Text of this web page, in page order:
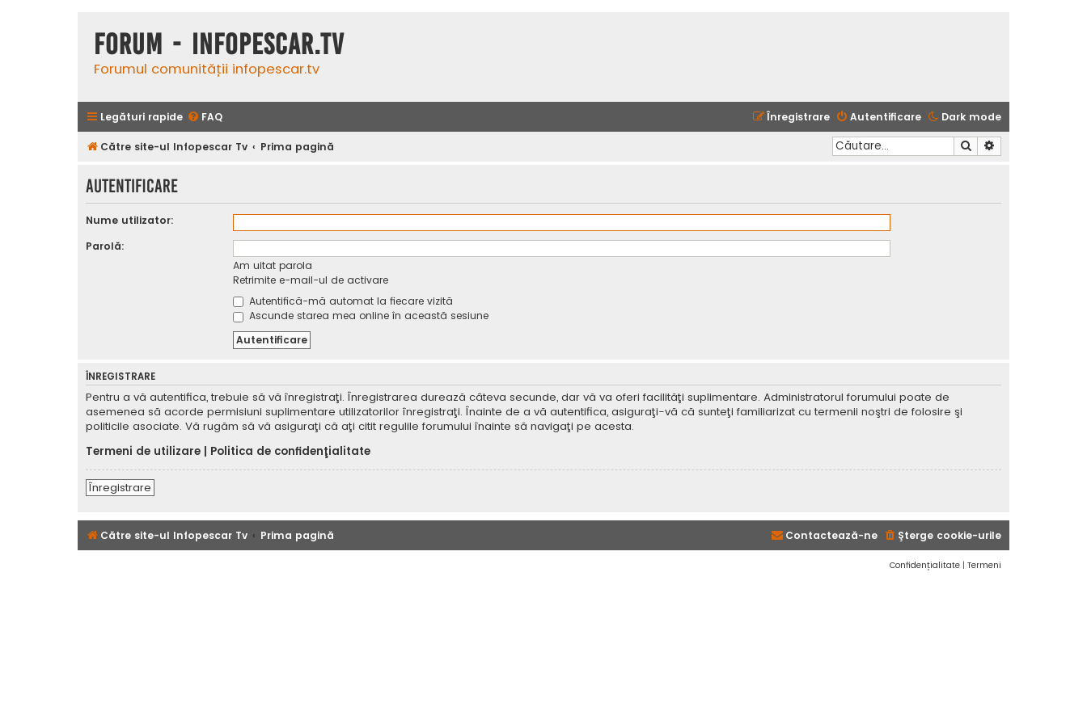
Forum - InfoPescar.Tv
Forumul comunității infopescar.tv
Legături rapide Dark mode
FAQ Autentificare
Înregistrare
Către site-ul Infopescar Tv Prima pagină Căutare
Autentificare
Nume utilizator:
Parolă:
Am uitat parola
Retrimite e-mail-ul de activare
Autentifică-mă automat la fiecare vizită
Ascunde starea mea online în această sesiune
ÎNREGISTRARE
Pentru a vă autentifica, trebuie să vă înregistraţi. Înregistrarea durează câteva secunde, dar vă va oferi facilităţi suplimentare. Administratorul forumului poate de
asemenea să acorde permisiuni suplimentare utilizatorilor înregistraţi. Înainte de a vă autentifica, asiguraţi-vă că sunteţi familiarizat cu termenii noştri de folosire şi
politicile asociate. Vă rugăm să vă asiguraţi că aţi citit regulile forumului înainte să navigaţi pe acesta.
Termeni de utilizare
Politica de confidenţialitate
Înregistrare
Către site-ul Infopescar Tv Prima pagină Şterge cookie-urile
Contactează-ne
Confidențialitate | Termeni